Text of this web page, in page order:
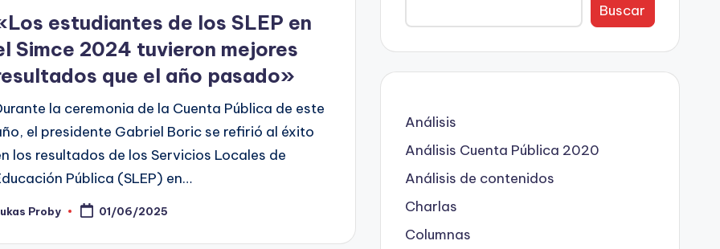
estudiantes de los SLEP en
Simce 2024 tuvieron mejores
que el año pasado»
la ceremonia de la Cuenta Pública de este
el presidente Gabriel Boric se refirió al éxito
los resultados de los Servicios Locales de
Pública (SLEP) en…
Proby 01/06/2025
Buscar
Análisis
Análisis Cuenta Pública 2020
Análisis de contenidos
Charlas
Columnas